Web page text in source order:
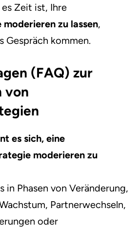
es Zeit ist, Ihre
zu lassen,
Gespräch kommen.
(FAQ) zur
von
es sich, eine
moderieren zu
in Phasen von Veränderung,
Partnerwechseln,
oder